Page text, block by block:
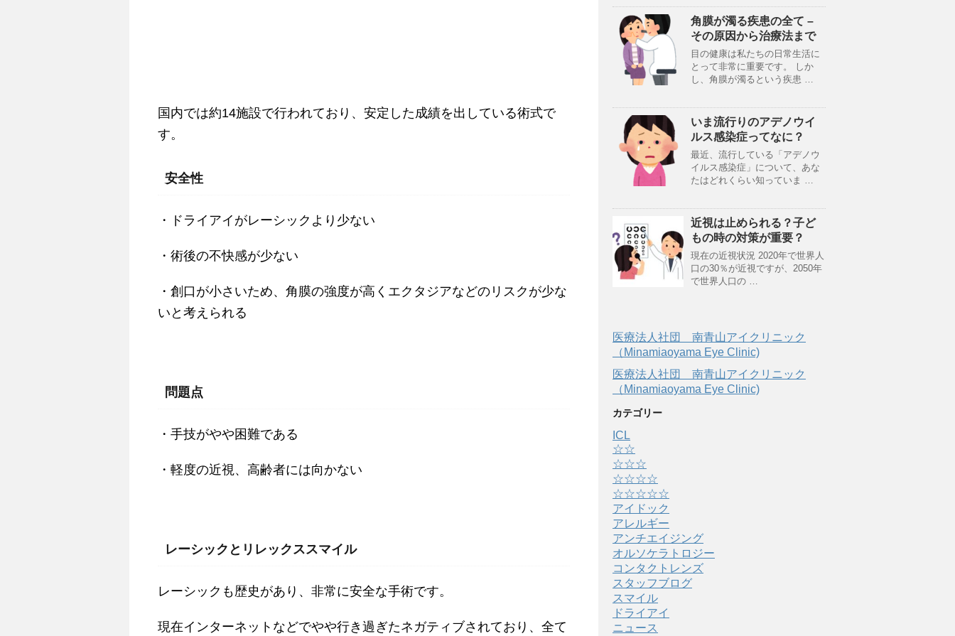
国内では約14施設で行われており、安定した成績を出している術式で
す。
安全性
・ドライアイがレーシックより少ない
・術後の不快感が少ない
・創口が小さいため、角膜の強度が高くエクタジアなどのリスクが少な
いと考えられる
問題点
・手技がやや困難である
・軽度の近視、高齢者には向かない
レーシックとリレックススマイル
レーシックも歴史があり、非常に安全な手術です。
現在インターネットなどでやや行き過ぎたネガティブされており、全て
角膜が濁る疾患の全て –
その原因から治療法まで
目の健康は私たちの日常生活に
とって非常に重要です。 しか
し、角膜が濁るという疾患 …
いま流行りのアデノウイ
ルス感染症ってなに？
最近、流行している「アデノウ
イルス感染症」について、あな
たはどれくらい知っていま …
近視は止められる？子ど
もの時の対策が重要？
現在の近視状況 2020年で世界人
口の30％が近視ですが、2050年
で世界人口の …
医療法人社団 南青山アイクリニック
（Minamiaoyama Eye Clinic)
医療法人社団 南青山アイクリニック
（Minamiaoyama Eye Clinic)
カテゴリー
ICL
☆☆
☆☆☆
☆☆☆☆
☆☆☆☆☆
アイドック
アレルギー
アンチエイジング
オルソケラトロジー
コンタクトレンズ
スタッフブログ
スマイル
ドライアイ
ニュース